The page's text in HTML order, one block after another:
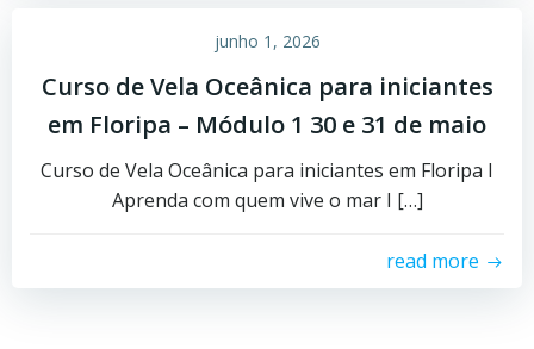
junho 1, 2026
Curso de Vela Oceânica para iniciantes
em Floripa – Módulo 1 30 e 31 de maio
Curso de Vela Oceânica para iniciantes em Floripa I
Aprenda com quem vive o mar I […]
read more